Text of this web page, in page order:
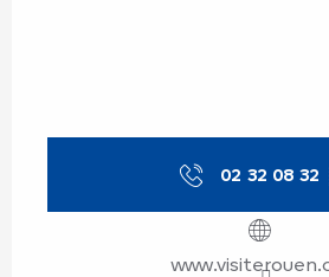
02 32 08 32